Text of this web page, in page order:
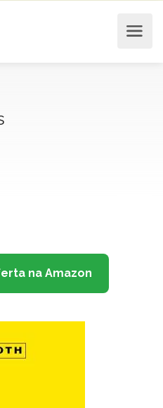
na Amazon